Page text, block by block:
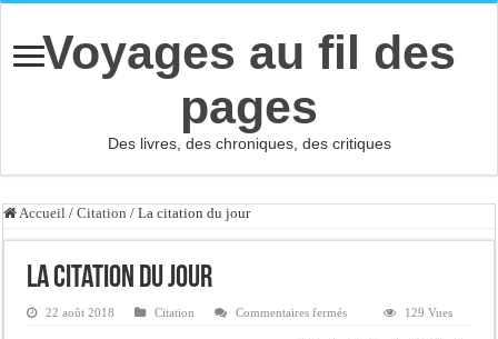
Voyages au fil des
pages
Des livres, des chroniques, des critiques
Accueil / Citation / La citation du jour
La citation du jour
22 août 2018 Citation Commentaires ferméssur
129 Vues